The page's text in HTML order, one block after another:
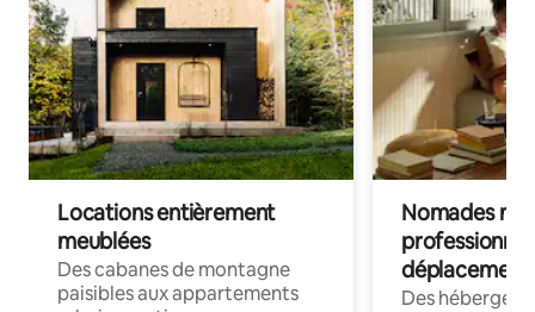
Locations entièrement
meublées
Des cabanes de montagne
paisibles aux appartements
Nomades
déplacement
Des